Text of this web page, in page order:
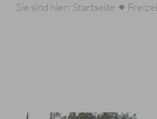
Sie sind hier: Startseite